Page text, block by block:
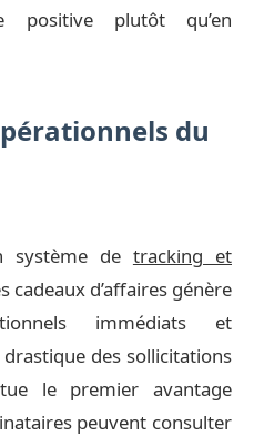
positive plutôt qu’en
du
système de tracking et
cadeaux d’affaires génère
immédiats et
des sollicitations
le premier avantage
peuvent consulter